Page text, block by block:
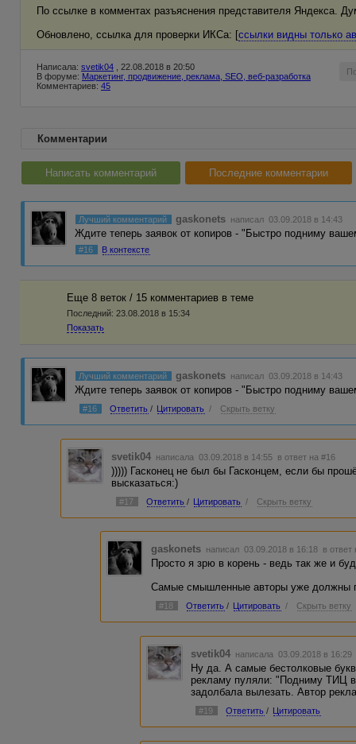
По ссылке в комментах разъяснения представителя Яндекса.
Обновлено, ссылка для проверки ИКСа: [ссылки видны только
Написала: svetik04 , 22.08.2018 в 20:50
В форуме: Маркетинг, продвижение, реклама, SEO, веб-разработка
Комментариев: 45
Комментарии
Написать комментарий Последние комментарии
Лучший комментарий gaskonets написал 03.09.2018 в 14:43
Ждите теперь заявок от копиров - "Быстро подниму
#16 В контексте
Еще 8 веток / 15 комментариев в темe
Последний: 23.08.2018 в 15:34
Показать
Лучший комментарий gaskonets написал 03.09.2018 в 14:43
Ждите теперь заявок от копиров - "Быстро подниму
#16 Ответить / Цитировать / Скрыть ветку
svetik04 написала 03.09.2018 в 14:55 в ответ на #16
))))) Гасконец не был бы Гасконцем, если бы
высказаться:)
#17 Ответить / Цитировать / Скрыть ветку
gaskonets написал 03.09.2018 в 16:18 в ответ
Просто я зрю в корень - ведь так же и
Самые смышленные авторы уже должны
#18 Ответить / Цитировать / Скрыть ветку
svetik04 написала 03.09.2018 в
Ну да. А самые бестолковые
рекламу пуляли: "Подниму ТИЦ
задолбала вылезать. Автор
#19 Ответить / Цитировать